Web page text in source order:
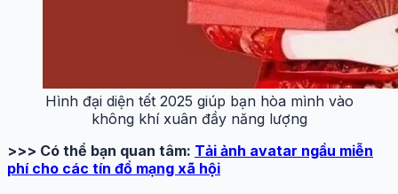
Hình đại diện tết 2025 giúp bạn hòa mình vào
không khí xuân đầy năng lượng
>>> Có thể bạn quan tâm: Tải ảnh avatar ngầu miễn
phí cho các tín đồ mạng xã hội